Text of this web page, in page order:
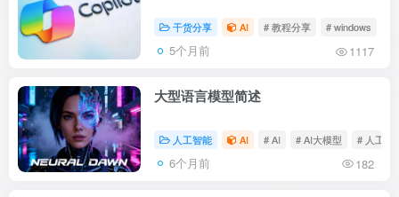
干货分享 AI # 教程分享 # windows
5个月前 1117
大型语言模型简述
人工智能 AI # AI # AI大模型 # 人工智
6个月前 182